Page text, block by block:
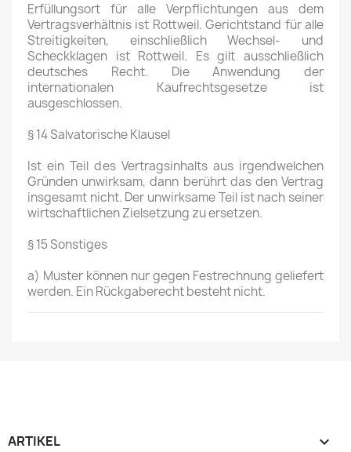
Erfüllungsort für alle Verpflichtungen aus dem
Vertragsverhältnis ist Rottweil. Gerichtstand für alle
Streitigkeiten, einschließlich Wechsel- und
Scheckklagen ist Rottweil. Es gilt ausschließlich
deutsches Recht. Die Anwendung der
internationalen Kaufrechtsgesetze ist
ausgeschlossen.
§ 14 Salvatorische Klausel
Ist ein Teil des Vertragsinhalts aus irgendwelchen
Gründen unwirksam, dann berührt das den Vertrag
insgesamt nicht. Der unwirksame Teil ist nach seiner
wirtschaftlichen Zielsetzung zu ersetzen.
§ 15 Sonstiges
a) Muster können nur gegen Festrechnung geliefert
werden. Ein Rückgaberecht besteht nicht.
ARTIKEL 